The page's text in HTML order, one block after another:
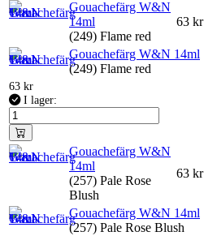
Gouachefärg W&N
14ml
(249) Flame red
63 kr
Gouachefärg W&N 14ml
(249) Flame red
63 kr
I lager:
Gouachefärg W&N
14ml
(257) Pale Rose
Blush
63 kr
Gouachefärg W&N 14ml
(257) Pale Rose Blush